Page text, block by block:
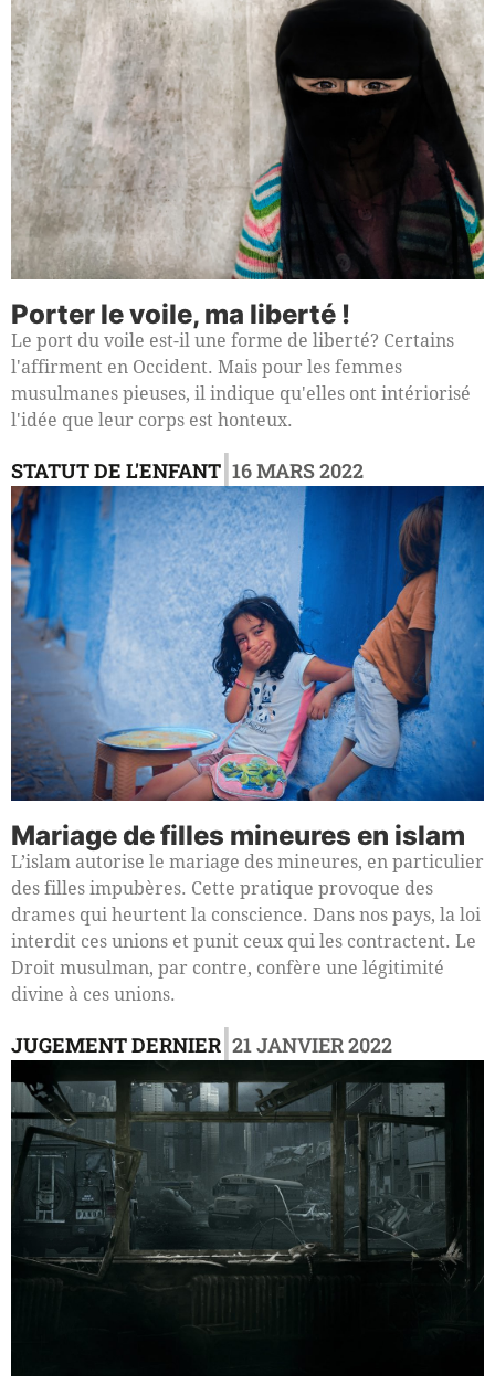
Porter le voile, ma liberté !
Le port du voile est-il une forme de liberté? Certains
l'affirment en Occident. Mais pour les femmes
musulmanes pieuses, il indique qu'elles ont intériorisé
l'idée que leur corps est honteux.
STATUT DE L'ENFANT 16 MARS 2022
Mariage de filles mineures en islam
L’islam autorise le mariage des mineures, en particulier
des filles impubères. Cette pratique provoque des
drames qui heurtent la conscience. Dans nos pays, la loi
interdit ces unions et punit ceux qui les contractent. Le
Droit musulman, par contre, confère une légitimité
divine à ces unions.
JUGEMENT DERNIER 21 JANVIER 2022